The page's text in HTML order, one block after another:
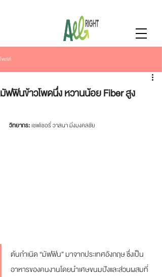
โพสต์
มัฟฟินข้าวโพดนึ่ง หวานน้อย Fiber สูง
วิทยากร: เชฟเชอรี่ วาสนา มิ่งมงคลชัย
ต้นกำเนิด “มัฟฟิน” มาจากประเทศอังกฤษ ซึ่งเป็น
อาหารของคนงานโดยนำเศษขนมปังและส่วนผสมที่